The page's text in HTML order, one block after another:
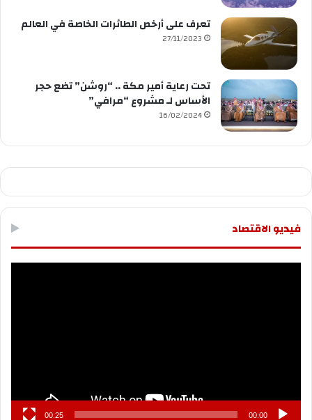
تعرف على أرخص الطائرات الخاصة في العالم
27/11/2023
تحت رعاية أمير مكة .. “روشن” تضع حجر
الأساس لـ مشروع “مرافي”
16/02/2024
فيديو الاقتصاد
00:00
00:25